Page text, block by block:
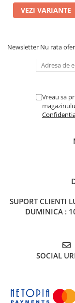
VEZI VARIANTE
Newsletter Nu rata
Vreau sa
SUPORT CLIENTI
DUMINICA :
SOCIAL